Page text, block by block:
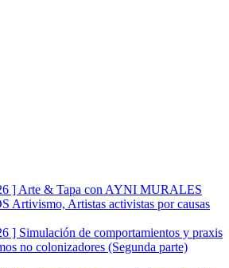
] Arte & Tapa con AYNI MURALES
Artivismo, Artistas activistas por causas
] Simulación de comportamientos y praxis
no colonizadores (Segunda parte)